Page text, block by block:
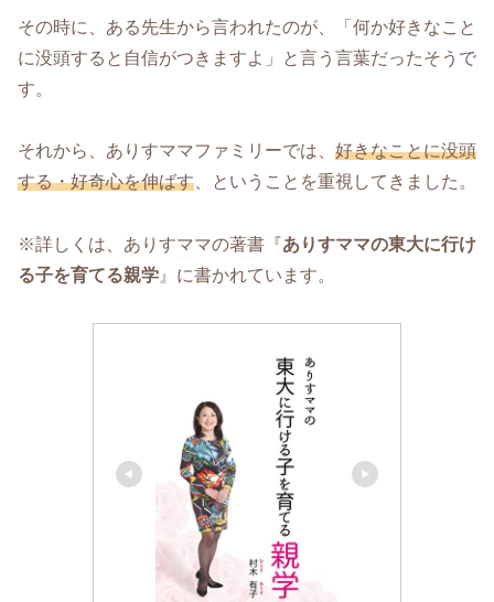
その時に、ある先生から言われたのが、「何か好きなこと
に没頭すると自信がつきますよ」と言う言葉だったそうで
す。
それから、ありすママファミリーでは、 好きなことに没頭
する・好奇心を伸ばす、ということを重視してきました。
※詳しくは、ありすママの著書『ありすママの東大に行け
る子を育てる親学 』に書かれています。